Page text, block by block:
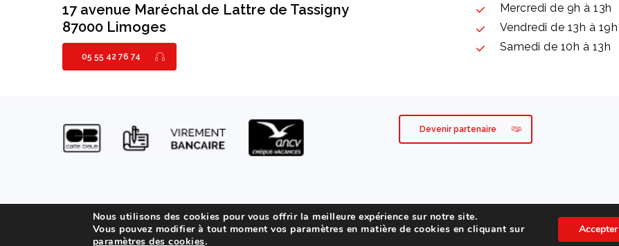
17 avenue Maréchal de Lattre de Tassigny
87000 Limoges
05 55 42 76 74
Mercredi de 9h à 13h
Vendredi de 13h à 19h
Samedi de 10h à 13h
Devenir partenaire
Mentions légales Conditions générales de vente
Nous utilisons des cookies pour vous offrir la meilleure expérience sur notre site.
Vous pouvez modifier à tout moment vos paramètres en matière de cookies en cliquant sur
paramètres des cookies.
Accepter